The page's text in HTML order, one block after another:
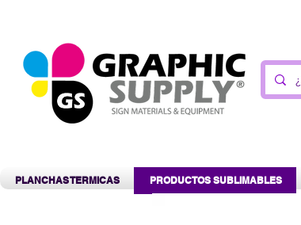
PLANCHAS TERMICAS PRODUCTOS SUBLIMABLES